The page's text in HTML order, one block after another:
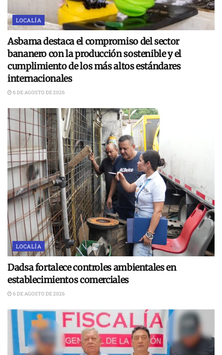
LOCALÍA
Asbama destaca el compromiso del sector
bananero con la producción sostenible y el
cumplimiento de los más altos estándares
internacionales
6 DE AGOSTO DE 2026
LOCALÍA
Dadsa fortalece controles ambientales en
establecimientos comerciales
6 DE AGOSTO DE 2026